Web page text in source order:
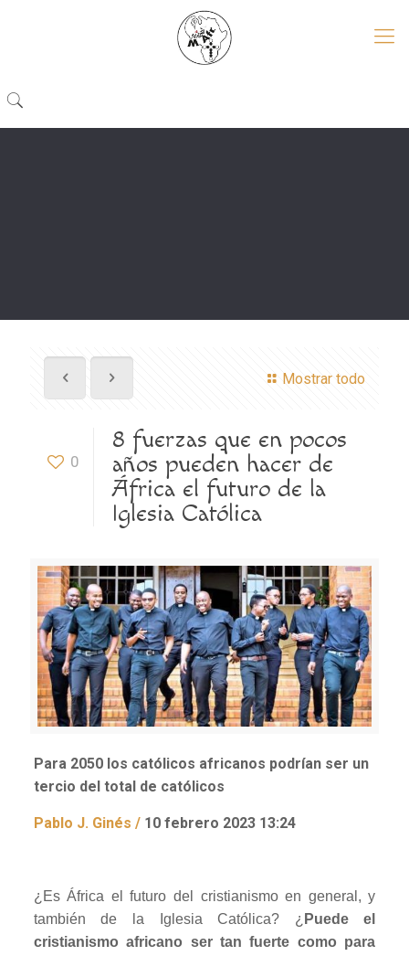
Mostrar todo
0
8 fuerzas que en pocos
años pueden hacer de
África el futuro de la
Iglesia Católica
Para 2050 los católicos africanos podrían ser un
tercio del total de católicos
Pablo J. Ginés / 10 febrero 2023 13:24
¿Es África el futuro del cristianismo en general, y
también de la Iglesia Católica? ¿ Puede el
cristianismo africano ser tan fuerte como para